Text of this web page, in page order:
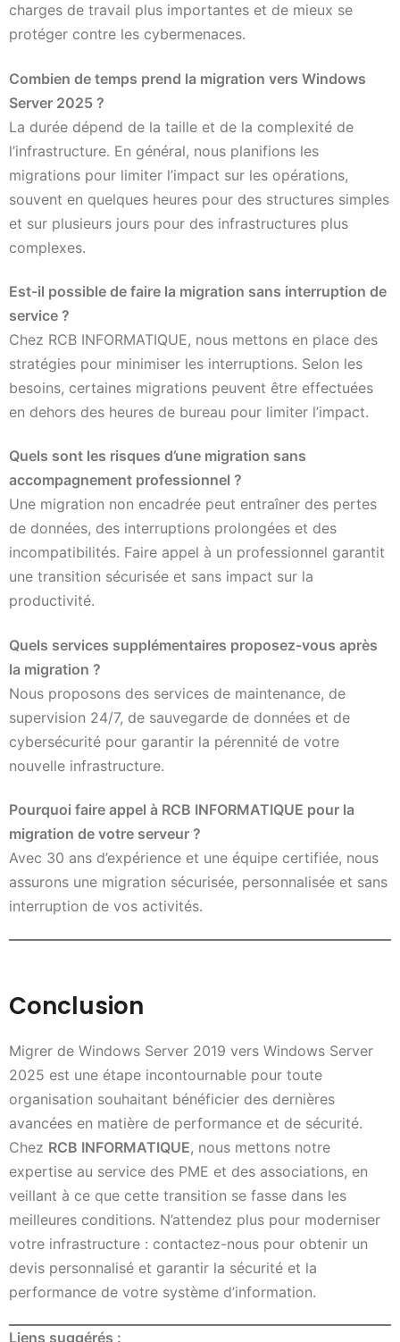
charges de travail plus importantes et de mieux se
protéger contre les cybermenaces.
Combien de temps prend la migration vers Windows
Server 2025 ?
La durée dépend de la taille et de la complexité de
l’infrastructure. En général, nous planifions les
migrations pour limiter l’impact sur les opérations,
souvent en quelques heures pour des structures simples
et sur plusieurs jours pour des infrastructures plus
complexes.
Est-il possible de faire la migration sans interruption de
service ?
Chez RCB INFORMATIQUE, nous mettons en place des
stratégies pour minimiser les interruptions. Selon les
besoins, certaines migrations peuvent être effectuées
en dehors des heures de bureau pour limiter l’impact.
Quels sont les risques d’une migration sans
accompagnement professionnel ?
Une migration non encadrée peut entraîner des pertes
de données, des interruptions prolongées et des
incompatibilités. Faire appel à un professionnel garantit
une transition sécurisée et sans impact sur la
productivité.
Quels services supplémentaires proposez-vous après
la migration ?
Nous proposons des services de maintenance, de
supervision 24/7, de sauvegarde de données et de
cybersécurité pour garantir la pérennité de votre
nouvelle infrastructure.
Pourquoi faire appel à RCB INFORMATIQUE pour la
migration de votre serveur ?
Avec 30 ans d’expérience et une équipe certifiée, nous
assurons une migration sécurisée, personnalisée et sans
interruption de vos activités.
Conclusion
Migrer de Windows Server 2019 vers Windows Server
2025 est une étape incontournable pour toute
organisation souhaitant bénéficier des dernières
avancées en matière de performance et de sécurité.
Chez RCB INFORMATIQUE, nous mettons notre
expertise au service des PME et des associations, en
veillant à ce que cette transition se fasse dans les
meilleures conditions. N’attendez plus pour moderniser
votre infrastructure : contactez-nous pour obtenir un
devis personnalisé et garantir la sécurité et la
performance de votre système d’information.
Liens suggérés :